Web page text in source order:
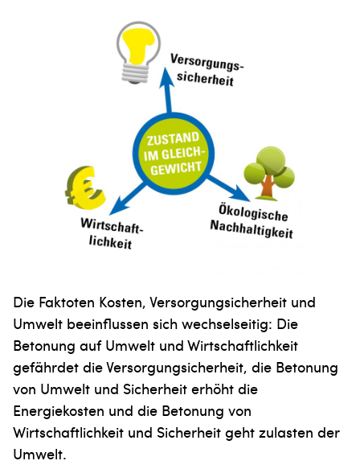
Die Faktoten Kosten, Versorgungsicherheit und
Umwelt beeinflussen sich wechselseitig: Die
Betonung auf Umwelt und Wirtschaftlichkeit
gefährdet die Versorgungsicherheit, die Betonung
von Umwelt und Sicherheit erhöht die
Energiekosten und die Betonung von
Wirtschaftlichkeit und Sicherheit geht zulasten der
Umwelt.